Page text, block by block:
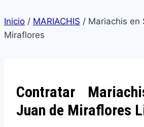
Inicio / MARIACHIS / Mariachis en
Miraflores
Contratar
Juan de Miraflores